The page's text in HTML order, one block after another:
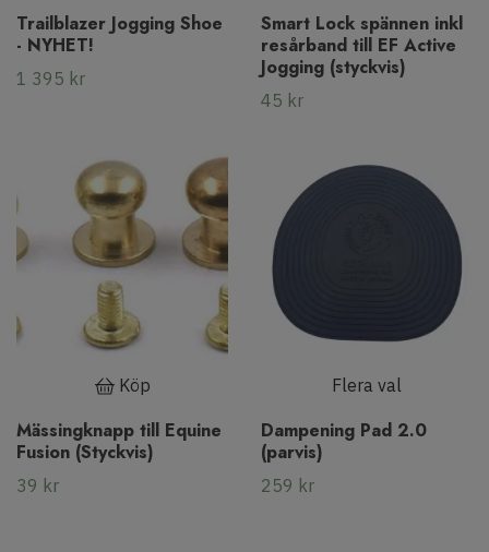
Trailblazer Jogging Shoe
- NYHET!
1 395 kr
Smart Lock spännen inkl
resårband till EF Active
Jogging (styckvis)
45 kr
Köp
Mässingknapp till Equine
Fusion (Styckvis)
39 kr
Flera val
Dampening Pad 2.0
(parvis)
259 kr